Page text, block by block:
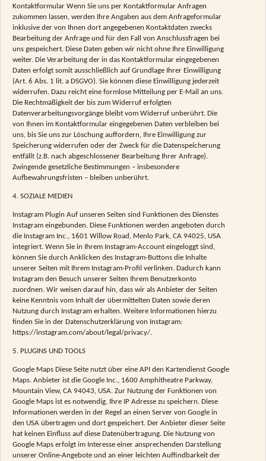
Kontaktformular Wenn Sie uns per Kontaktformular Anfragen
zukommen lassen, werden Ihre Angaben aus dem Anfrageformular
inklusive der von Ihnen dort angegebenen Kontaktdaten zwecks
Bearbeitung der Anfrage und für den Fall von Anschlussfragen bei
uns gespeichert. Diese Daten geben wir nicht ohne Ihre Einwilligung
weiter. Die Verarbeitung der in das Kontaktformular eingegebenen
Daten erfolgt somit ausschließlich auf Grundlage Ihrer Einwilligung
(Art. 6 Abs. 1 lit. a DSGVO). Sie können diese Einwilligung jederzeit
widerrufen. Dazu reicht eine formlose Mitteilung per E-Mail an uns.
Die Rechtmäßigkeit der bis zum Widerruf erfolgten
Datenverarbeitungsvorgänge bleibt vom Widerruf unberührt. Die
von Ihnen im Kontaktformular eingegebenen Daten verbleiben bei
uns, bis Sie uns zur Löschung auffordern, Ihre Einwilligung zur
Speicherung widerrufen oder der Zweck für die Datenspeicherung
entfällt (z.B. nach abgeschlossener Bearbeitung Ihrer Anfrage).
Zwingende gesetzliche Bestimmungen – insbesondere
Aufbewahrungsfristen – bleiben unberührt.
4. SOZIALE MEDIEN
Instagram Plugin Auf unseren Seiten sind Funktionen des Dienstes
Instagram eingebunden. Diese Funktionen werden angeboten durch
die Instagram Inc., 1601 Willow Road, Menlo Park, CA 94025, USA
integriert. Wenn Sie in Ihrem Instagram-Account eingeloggt sind,
können Sie durch Anklicken des Instagram-Buttons die Inhalte
unserer Seiten mit Ihrem Instagram-Profil verlinken. Dadurch kann
Instagram den Besuch unserer Seiten Ihrem Benutzerkonto
zuordnen. Wir weisen darauf hin, dass wir als Anbieter der Seiten
keine Kenntnis vom Inhalt der übermittelten Daten sowie deren
Nutzung durch Instagram erhalten. Weitere Informationen hierzu
finden Sie in der Datenschutzerklärung von Instagram:
https://instagram.com/about/legal/privacy/.
5. PLUGINS UND TOOLS
Google Maps Diese Seite nutzt über eine API den Kartendienst Google
Maps. Anbieter ist die Google Inc., 1600 Amphitheatre Parkway,
Mountain View, CA 94043, USA. Zur Nutzung der Funktionen von
Google Maps ist es notwendig, Ihre IP Adresse zu speichern. Diese
Informationen werden in der Regel an einen Server von Google in
den USA übertragen und dort gespeichert. Der Anbieter dieser Seite
hat keinen Einfluss auf diese Datenübertragung. Die Nutzung von
Google Maps erfolgt im Interesse einer ansprechenden Darstellung
unserer Online-Angebote und an einer leichten Auffindbarkeit der